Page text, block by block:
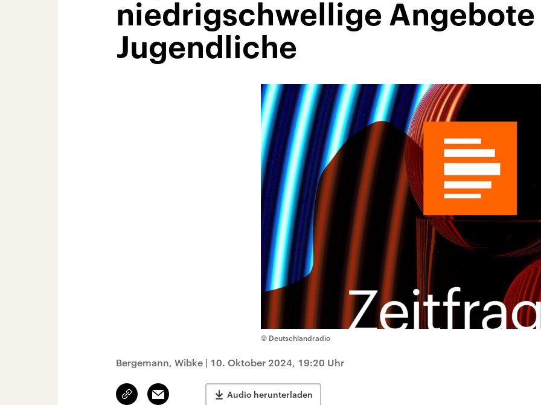
niedrigschwellige
Jugendliche
© Deutschlandradio
Bergemann, Wibke | 10. Oktober 2024, 19:20 Uhr
Link
kopieren/teilen
Email Audio herunterladen